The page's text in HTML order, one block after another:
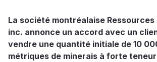
La société montréalaise
inc. annonce un accord avec un
vendre une quantité initiale de 10
métriques de minerais à forte